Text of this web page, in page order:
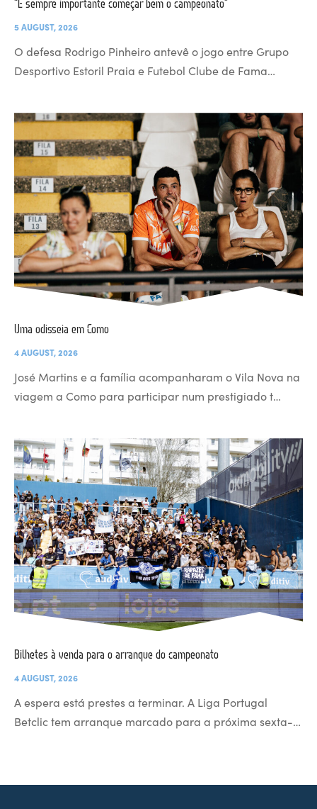
“É sempre importante começar bem o campeonato”
5 AUGUST, 2026
O defesa Rodrigo Pinheiro antevê o jogo entre Grupo
Desportivo Estoril Praia e Futebol Clube de Fama…
Uma odisseia em Como
4 AUGUST, 2026
José Martins e a família acompanharam o Vila Nova na
viagem a Como para participar num prestigiado t…
Bilhetes à venda para o arranque do campeonato
4 AUGUST, 2026
A espera está prestes a terminar. A Liga Portugal
Betclic tem arranque marcado para a próxima sexta-…